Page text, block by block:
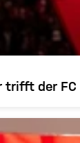
trifft der